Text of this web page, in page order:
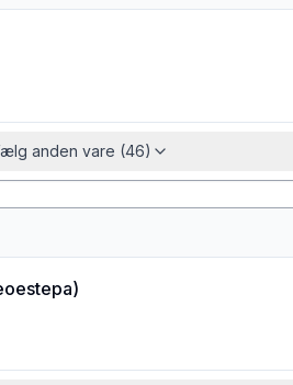
anden vare (46)
)